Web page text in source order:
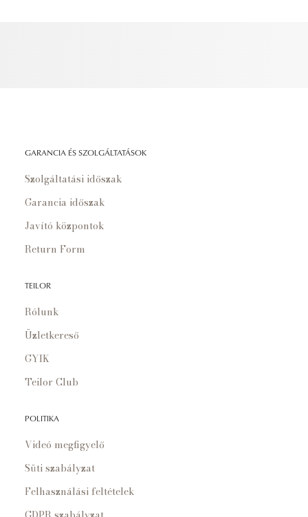
GARANCIA ÉS SZOLGÁLTATÁSOK
Szolgáltatási időszak
Garancia időszak
Javító központok
Return Form
TEILOR
Rólunk
Üzletkereső
GYIK
Teilor Club
POLITIKA
Videó megfigyelő
Süti szabályzat
Felhasználási feltételek